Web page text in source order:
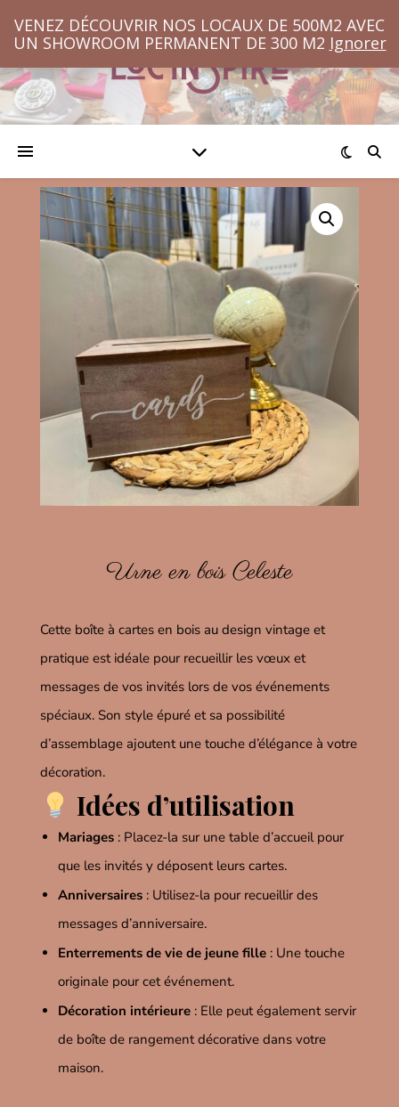
VENEZ DÉCOUVRIR NOS LOCAUX DE 500M2 AVEC
UN SHOWROOM PERMANENT DE 300 M2 Ignorer
Urne en bois Celeste
Cette boîte à cartes en bois au design vintage et
pratique est idéale pour recueillir les vœux et
messages de vos invités lors de vos événements
spéciaux. Son style épuré et sa possibilité
d’assemblage ajoutent une touche d’élégance à votre
décoration.
Idées d’utilisation
Mariages : Placez-la sur une table d’accueil pour
que les invités y déposent leurs cartes.
Anniversaires : Utilisez-la pour recueillir des
messages d’anniversaire.
Enterrements de vie de jeune fille : Une touche
originale pour cet événement.
Décoration intérieure : Elle peut également servir
de boîte de rangement décorative dans votre
maison.